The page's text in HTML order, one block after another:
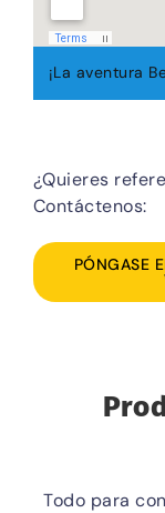
¡La aventura
¿Quieres
Contáctenos:
PÓNGASE
Todo para